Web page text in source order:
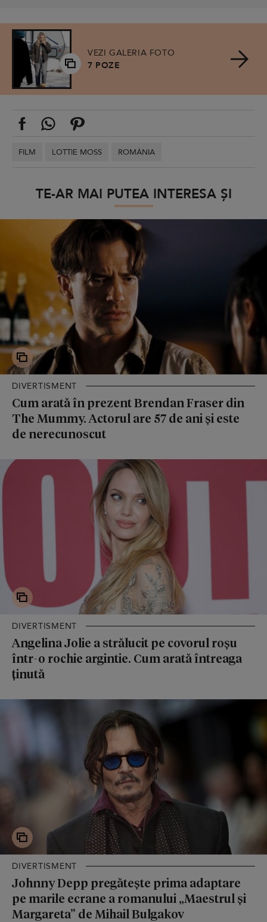
VEZI GALERIA FOTO
7 POZE
FILM LOTTIE MOSS ROMÂNIA
TE-AR MAI PUTEA INTERESA ȘI
DIVERTISMENT
Cum arată în prezent Brendan Fraser din
The Mummy. Actorul are 57 de ani și este
de nerecunoscut
DIVERTISMENT
Angelina Jolie a strălucit pe covorul roșu
într-o rochie argintie. Cum arată întreaga
ținută
DIVERTISMENT
Johnny Depp pregătește prima adaptare
pe marile ecrane a romanului „Maestrul și
Margareta” de Mihail Bulgakov